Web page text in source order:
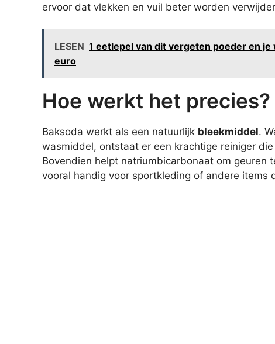
ervoor dat vlekken en vuil beter worden
LESEN 1 eetlepel van dit vergeten poeder en
euro
Hoe werkt het precies?
Baksoda werkt als een natuurlijk bleekmiddel.
wasmiddel, ontstaat er een krachtige reiniger
Bovendien helpt natriumbicarbonaat om geuren
vooral handig voor sportkleding of andere items